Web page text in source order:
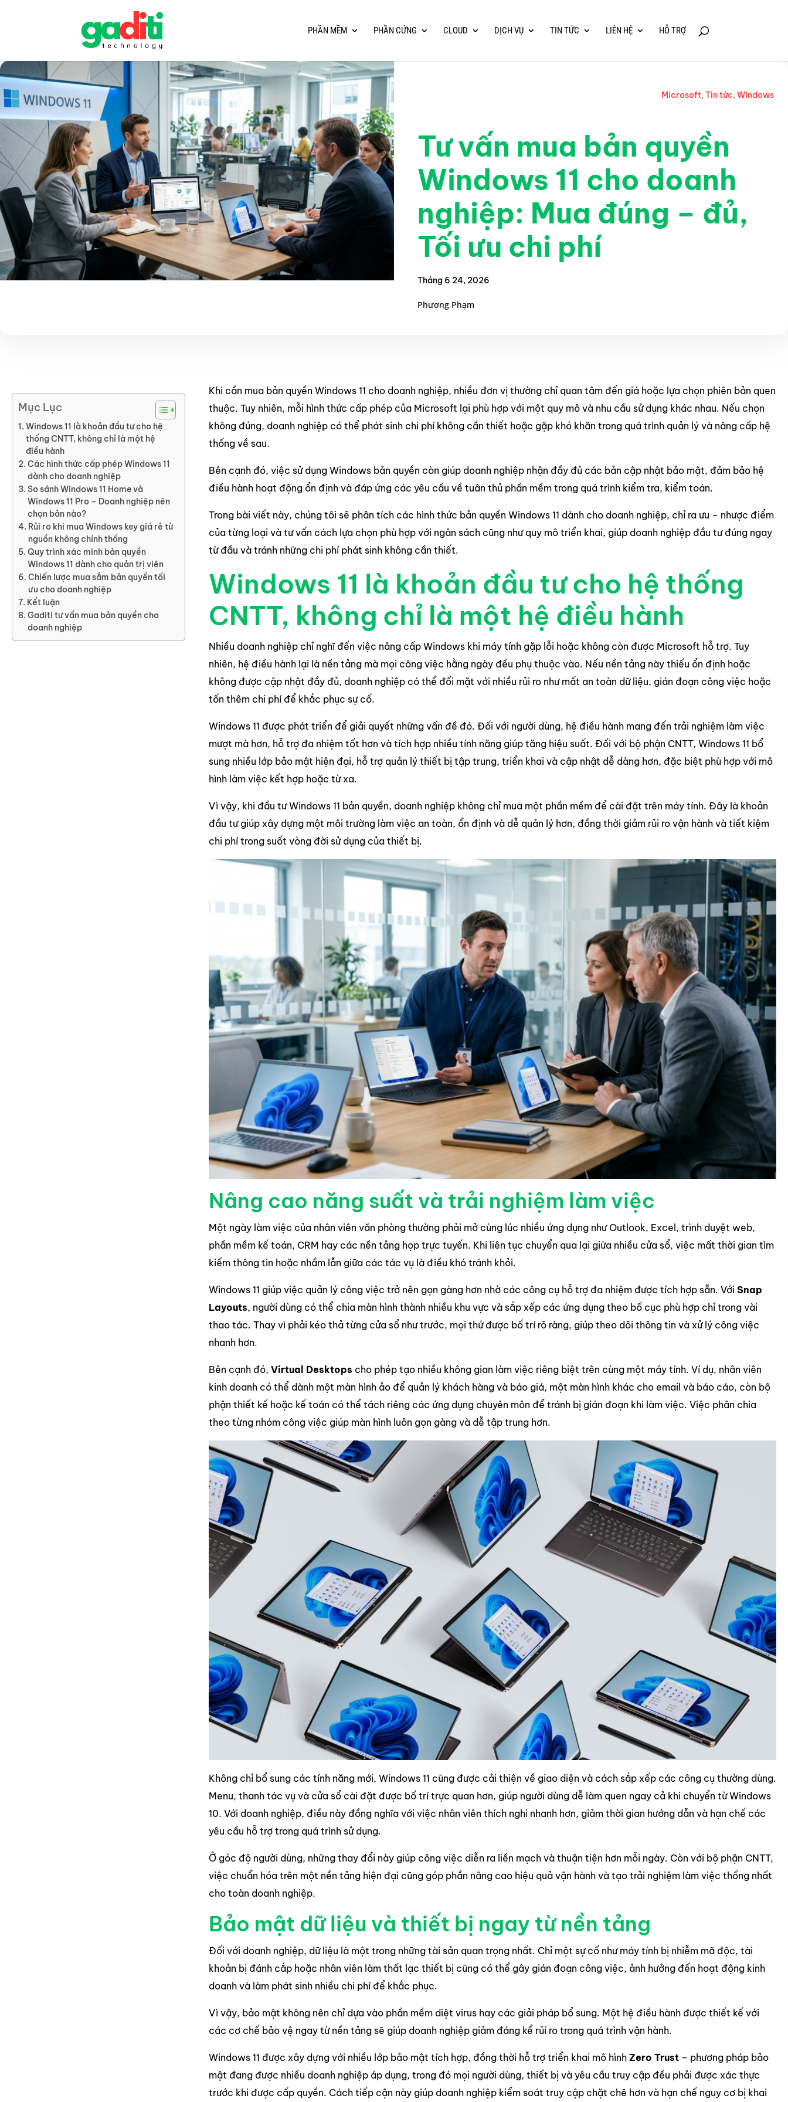
PHẦN MỀM PHẦN CỨNG CLOUD DỊCH VỤ TIN TỨC LIÊN HỆ HỖ TRỢ
Microsoft,Tin tức,Windows
Tư vấn mua bản quyền
Windows 11 cho doanh
nghiệp: Mua đúng – đủ,
Tối ưu chi phí
Tháng 6 24, 2026
Phương Phạm
Mục Lục
Windows 11 là khoản đầu tư cho hệ
thống CNTT, không chỉ là một hệ
điều hành
Các hình thức cấp phép Windows 11
dành cho doanh nghiệp
So sánh Windows 11 Home và
Windows 11 Pro – Doanh nghiệp nên
chọn bản nào?
Rủi ro khi mua Windows key giá rẻ từ
nguồn không chính thống
Quy trình xác minh bản quyền
Windows 11 dành cho quản trị viên
Chiến lược mua sắm bản quyền tối
ưu cho doanh nghiệp
Kết luận
Gaditi tư vấn mua bản quyền cho
doanh nghiệp
Khi cần mua bản quyền Windows 11 cho doanh nghiệp, nhiều đơn vị thường chỉ quan tâm đến giá hoặc lựa chọn phiên bản quen
thuộc. Tuy nhiên, mỗi hình thức cấp phép của Microsoft lại phù hợp với một quy mô và nhu cầu sử dụng khác nhau. Nếu chọn
không đúng, doanh nghiệp có thể phát sinh chi phí không cần thiết hoặc gặp khó khăn trong quá trình quản lý và nâng cấp hệ
thống về sau.
Bên cạnh đó, việc sử dụng Windows bản quyền còn giúp doanh nghiệp nhận đầy đủ các bản cập nhật bảo mật, đảm bảo hệ
điều hành hoạt động ổn định và đáp ứng các yêu cầu về tuân thủ phần mềm trong quá trình kiểm tra, kiểm toán.
Trong bài viết này, chúng tôi sẽ phân tích các hình thức bản quyền Windows 11 dành cho doanh nghiệp, chỉ ra ưu – nhược điểm
của từng loại và tư vấn cách lựa chọn phù hợp với ngân sách cũng như quy mô triển khai, giúp doanh nghiệp đầu tư đúng ngay
từ đầu và tránh những chi phí phát sinh không cần thiết.
Windows 11 là khoản đầu tư cho hệ thống
CNTT, không chỉ là một hệ điều hành
Nhiều doanh nghiệp chỉ nghĩ đến việc nâng cấp Windows khi máy tính gặp lỗi hoặc không còn được Microsoft hỗ trợ. Tuy
nhiên, hệ điều hành lại là nền tảng mà mọi công việc hằng ngày đều phụ thuộc vào. Nếu nền tảng này thiếu ổn định hoặc
không được cập nhật đầy đủ, doanh nghiệp có thể đối mặt với nhiều rủi ro như mất an toàn dữ liệu, gián đoạn công việc hoặc
tốn thêm chi phí để khắc phục sự cố.
Windows 11 được phát triển để giải quyết những vấn đề đó. Đối với người dùng, hệ điều hành mang đến trải nghiệm làm việc
mượt mà hơn, hỗ trợ đa nhiệm tốt hơn và tích hợp nhiều tính năng giúp tăng hiệu suất. Đối với bộ phận CNTT, Windows 11 bổ
sung nhiều lớp bảo mật hiện đại, hỗ trợ quản lý thiết bị tập trung, triển khai và cập nhật dễ dàng hơn, đặc biệt phù hợp với mô
hình làm việc kết hợp hoặc từ xa.
Vì vậy, khi đầu tư Windows 11 bản quyền, doanh nghiệp không chỉ mua một phần mềm để cài đặt trên máy tính. Đây là khoản
đầu tư giúp xây dựng một môi trường làm việc an toàn, ổn định và dễ quản lý hơn, đồng thời giảm rủi ro vận hành và tiết kiệm
chi phí trong suốt vòng đời sử dụng của thiết bị.
Nâng cao năng suất và trải nghiệm làm việc
Một ngày làm việc của nhân viên văn phòng thường phải mở cùng lúc nhiều ứng dụng như Outlook, Excel, trình duyệt web,
phần mềm kế toán, CRM hay các nền tảng họp trực tuyến. Khi liên tục chuyển qua lại giữa nhiều cửa sổ, việc mất thời gian tìm
kiếm thông tin hoặc nhầm lẫn giữa các tác vụ là điều khó tránh khỏi.
Windows 11 giúp việc quản lý công việc trở nên gọn gàng hơn nhờ các công cụ hỗ trợ đa nhiệm được tích hợp sẵn. Với Snap
Layouts, người dùng có thể chia màn hình thành nhiều khu vực và sắp xếp các ứng dụng theo bố cục phù hợp chỉ trong vài
thao tác. Thay vì phải kéo thả từng cửa sổ như trước, mọi thứ được bố trí rõ ràng, giúp theo dõi thông tin và xử lý công việc
nhanh hơn.
Bên cạnh đó, Virtual Desktops cho phép tạo nhiều không gian làm việc riêng biệt trên cùng một máy tính. Ví dụ, nhân viên
kinh doanh có thể dành một màn hình ảo để quản lý khách hàng và báo giá, một màn hình khác cho email và báo cáo, còn bộ
phận thiết kế hoặc kế toán có thể tách riêng các ứng dụng chuyên môn để tránh bị gián đoạn khi làm việc. Việc phân chia
theo từng nhóm công việc giúp màn hình luôn gọn gàng và dễ tập trung hơn.
Không chỉ bổ sung các tính năng mới, Windows 11 cũng được cải thiện về giao diện và cách sắp xếp các công cụ thường dùng.
Menu, thanh tác vụ và cửa sổ cài đặt được bố trí trực quan hơn, giúp người dùng dễ làm quen ngay cả khi chuyển từ Windows
10. Với doanh nghiệp, điều này đồng nghĩa với việc nhân viên thích nghi nhanh hơn, giảm thời gian hướng dẫn và hạn chế các
yêu cầu hỗ trợ trong quá trình sử dụng.
Ở góc độ người dùng, những thay đổi này giúp công việc diễn ra liền mạch và thuận tiện hơn mỗi ngày. Còn với bộ phận CNTT,
việc chuẩn hóa trên một nền tảng hiện đại cũng góp phần nâng cao hiệu quả vận hành và tạo trải nghiệm làm việc thống nhất
cho toàn doanh nghiệp.
Bảo mật dữ liệu và thiết bị ngay từ nền tảng
Đối với doanh nghiệp, dữ liệu là một trong những tài sản quan trọng nhất. Chỉ một sự cố như máy tính bị nhiễm mã độc, tài
khoản bị đánh cắp hoặc nhân viên làm thất lạc thiết bị cũng có thể gây gián đoạn công việc, ảnh hưởng đến hoạt động kinh
doanh và làm phát sinh nhiều chi phí để khắc phục.
Vì vậy, bảo mật không nên chỉ dựa vào phần mềm diệt virus hay các giải pháp bổ sung. Một hệ điều hành được thiết kế với
các cơ chế bảo vệ ngay từ nền tảng sẽ giúp doanh nghiệp giảm đáng kể rủi ro trong quá trình vận hành.
Windows 11 được xây dựng với nhiều lớp bảo mật tích hợp, đồng thời hỗ trợ triển khai mô hình Zero Trust– phương pháp bảo
mật đang được nhiều doanh nghiệp áp dụng, trong đó mọi người dùng, thiết bị và yêu cầu truy cập đều phải được xác thực
trước khi được cấp quyền. Cách tiếp cận này giúp doanh nghiệp kiểm soát truy cập chặt chẽ hơn và hạn chế nguy cơ bị khai